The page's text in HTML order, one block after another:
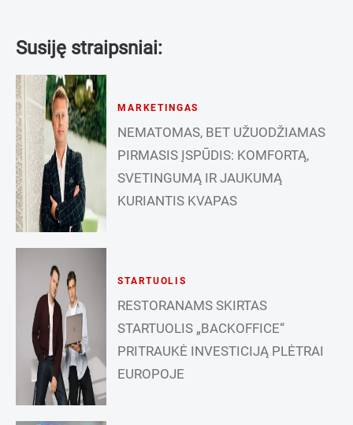
Susiję straipsniai:
MARKETINGAS
NEMATOMAS, BET UŽUODŽIAMAS
PIRMASIS ĮSPŪDIS: KOMFORTĄ,
SVETINGUMĄ IR JAUKUMĄ
KURIANTIS KVAPAS
STARTUOLIS
RESTORANAMS SKIRTAS
STARTUOLIS „BACKOFFICE“
PRITRAUKĖ INVESTICIJĄ PLĖTRAI
EUROPOJE